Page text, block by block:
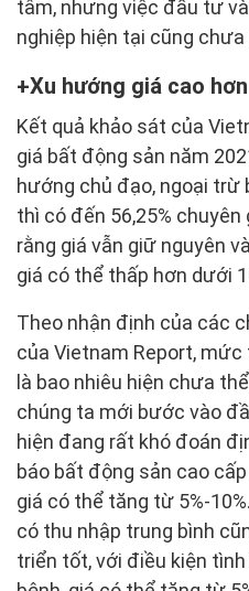
tâm, nhưng việc đầu tư
nghiệp hiện tại cũng chưa
Xu hướng giá cao hơn
Kết quả khảo sát của
giá bất động sản năm
hướng chủ đạo, ngoại
thì có đến 56,25%
rằng giá vẫn giữ nguyên
giá có thể thấp hơn dưới
Theo nhận định của các
của Vietnam Report,
là bao nhiêu hiện chưa
chúng ta mới bước vào
hiện đang rất khó đoán
báo bất động sản cao
giá có thể tăng từ 5%-
có thu nhập trung bình
triển tốt, với điều kiện